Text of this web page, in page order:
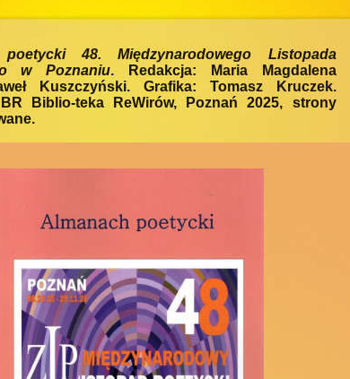
poetycki 48. Międzynarodowego Listopada
w Poznaniu. Redakcja: Maria Magdalena
Kuszczyński. Grafika: Tomasz Kruczek.
Biblio-teka ReWirów, Poznań 2025, strony